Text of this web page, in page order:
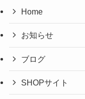
Home
お知らせ
ブログ
SHOPサイト